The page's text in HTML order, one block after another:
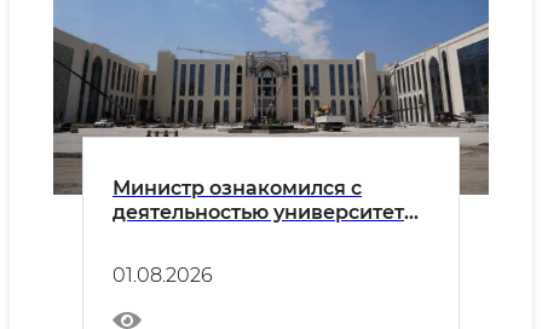
Министр ознакомился с
деятельностью университета
кампуса.
01.08.2026